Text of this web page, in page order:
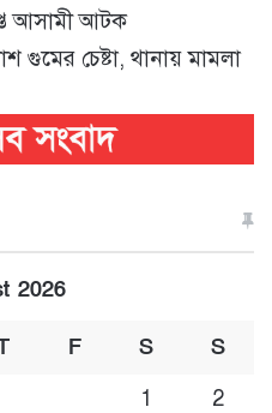
আসামী আটক
গুমের চেষ্টা, থানায় মামলা
2026
F S S
1
2